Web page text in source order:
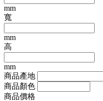
mm
寬
mm
高
mm
商品產地
商品顏色
商品價格